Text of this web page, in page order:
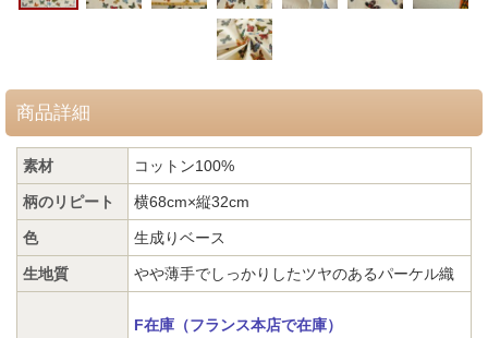
商品詳細
素材 コットン100%
柄のリピート 横68cm×縦32cm
色 生成りベース
生地質 やや薄手でしっかりしたツヤのあるパーケル織
F在庫（フランス本店で在庫）